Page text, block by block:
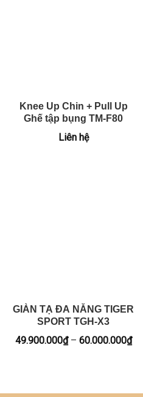
Knee Up Chin + Pull Up
Ghế tập bụng TM-F80
Liên hệ
GIÀN TẠ ĐA NĂNG TIGER
SPORT TGH-X3
49.900.000₫ – 60.000.000₫